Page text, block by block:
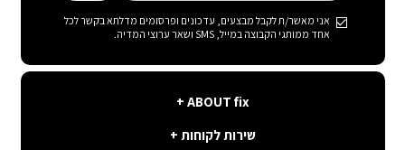
fix
ABOUT fix
קצת עלינו
לקוחות
שירות לקוחות
אני מאשר/ת לקבל מבצעים, עדכונים ופרסומים מדלתא בקשר לכל
אחד ממותגי הקבוצה במייל, SMS ושאר ערוצי המדיה.